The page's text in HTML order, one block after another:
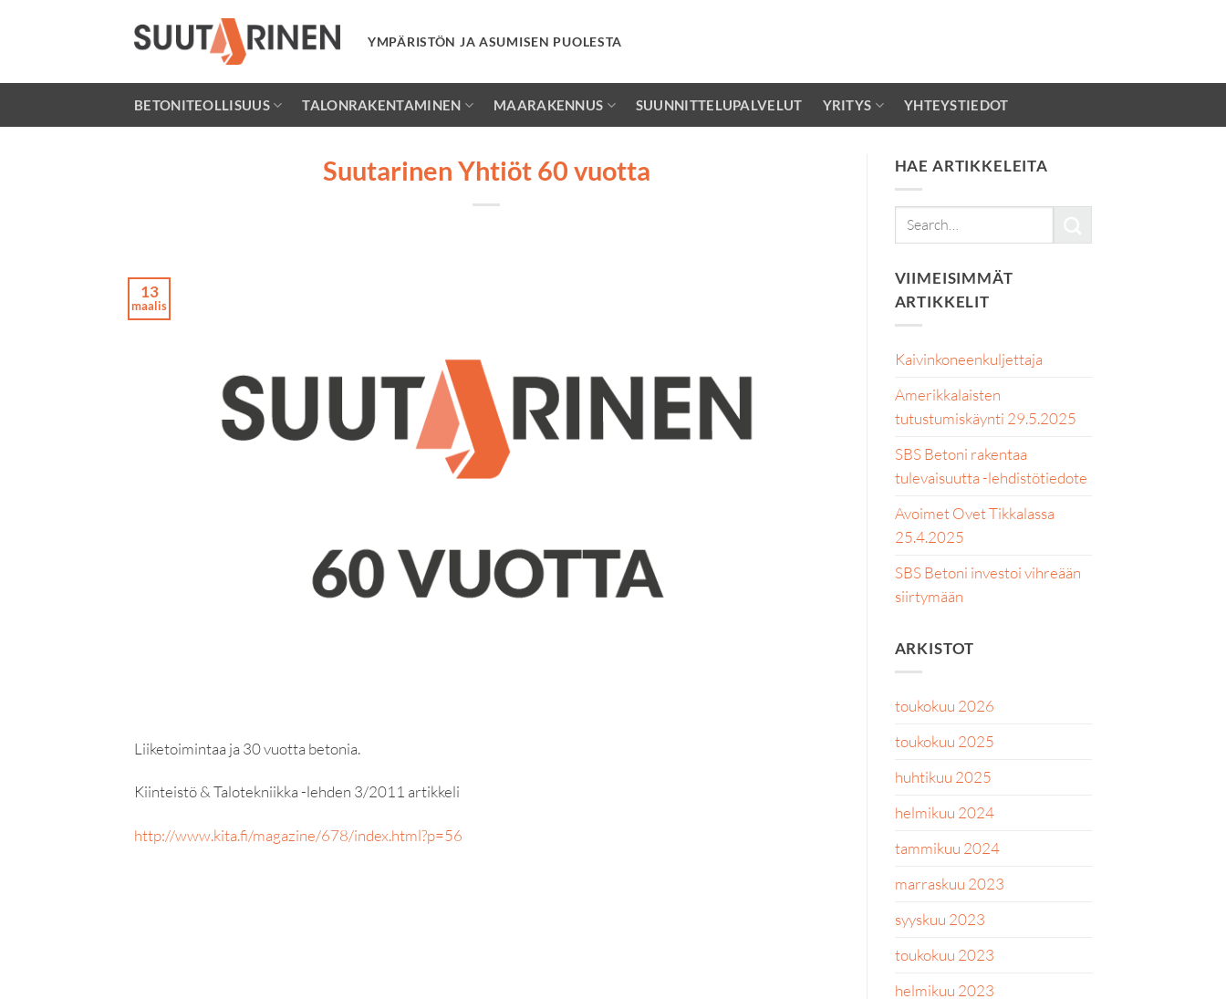
YMPÄRISTÖN JA ASUMISEN PUOLESTA
BETONITEOLLISUUS TALONRAKENTAMINEN MAARAKENNUS SUUNNITTELUPALVELUT YRITYS YHTEYSTIEDOT
Suutarinen Yhtiöt 60 vuotta
13
maalis
Liiketoimintaa ja 30 vuotta betonia.
Kiinteistö & Talotekniikka -lehden 3/2011 artikkeli
http://www.kita.fi/magazine/678/index.html?p=56
HAE ARTIKKELEITA
VIIMEISIMMÄT
ARTIKKELIT
Kaivinkoneenkuljettaja
Amerikkalaisten
tutustumiskäynti 29.5.2025
SBS Betoni rakentaa
tulevaisuutta -lehdistötiedote
Avoimet Ovet Tikkalassa
25.4.2025
SBS Betoni investoi vihreään
siirtymään
ARKISTOT
toukokuu 2026
toukokuu 2025
huhtikuu 2025
helmikuu 2024
tammikuu 2024
marraskuu 2023
syyskuu 2023
toukokuu 2023
helmikuu 2023